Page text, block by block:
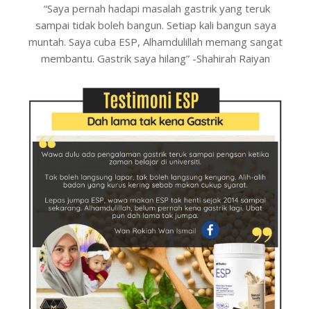
“Saya pernah hadapi masalah gastrik yang teruk
sampai tidak boleh bangun. Setiap kali bangun saya
muntah. Saya cuba ESP, Alhamdulillah memang sangat
membantu. Gastrik saya hilang” -Shahirah Raiyan